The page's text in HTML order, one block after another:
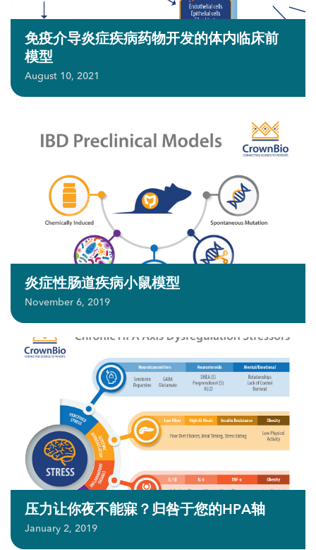
免疫介导炎症疾病药物开发的体内临床前
模型
August 10, 2021
炎症性肠道疾病小鼠模型
November 6, 2019
压力让你夜不能寐？归咎于您的HPA轴
January 2, 2019